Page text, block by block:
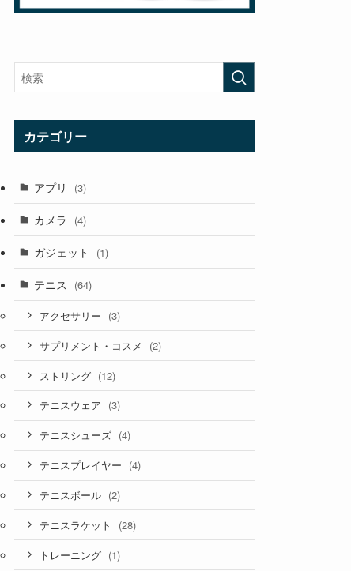
カテゴリー
アプリ (3)
カメラ (4)
ガジェット (1)
テニス (64)
アクセサリー (3)
サプリメント・コスメ (2)
ストリング (12)
テニスウェア (3)
テニスシューズ (4)
テニスプレイヤー (4)
テニスボール (2)
テニスラケット (28)
トレーニング (1)